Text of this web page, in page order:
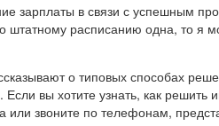
зарплаты в связи с успешным
штатному расписанию одна, то я
о типовых способах
Если вы хотите узнать, как
или звоните по телефонам,